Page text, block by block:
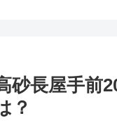
砂長屋手前
？